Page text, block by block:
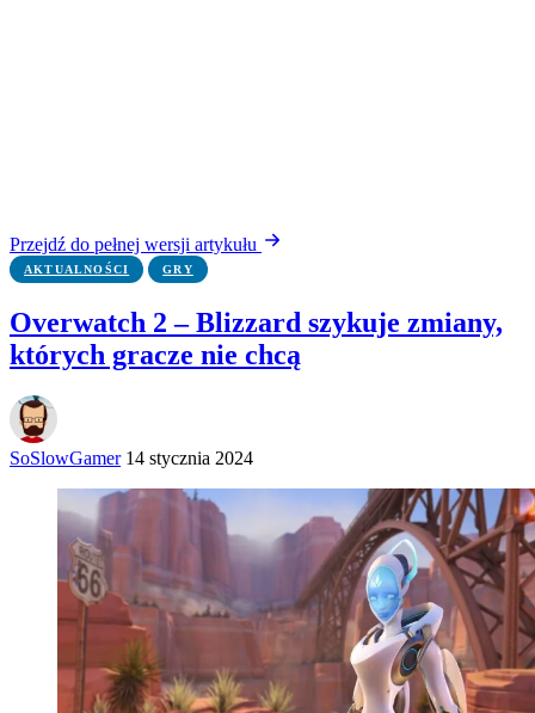
Przejdź do pełnej wersji artykułu
AKTUALNOŚCI GRY
Overwatch 2 – Blizzard szykuje zmiany,
których gracze nie chcą
SoSlowGamer 14 stycznia 2024